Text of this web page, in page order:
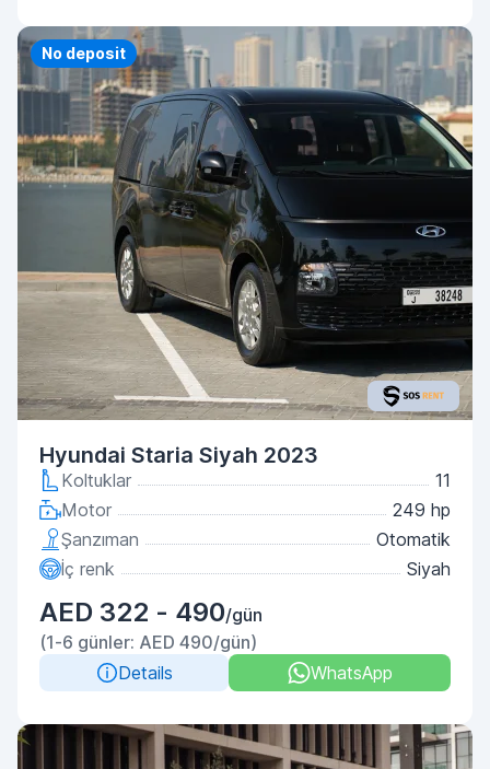
No deposit
Hyundai Staria Siyah 2023
Koltuklar
11
Motor
249 hp
Şanzıman
Otomatik
İç renk
Siyah
AED 322 - 490/gün
(1-6 günler: AED 490/gün)
Details
WhatsApp